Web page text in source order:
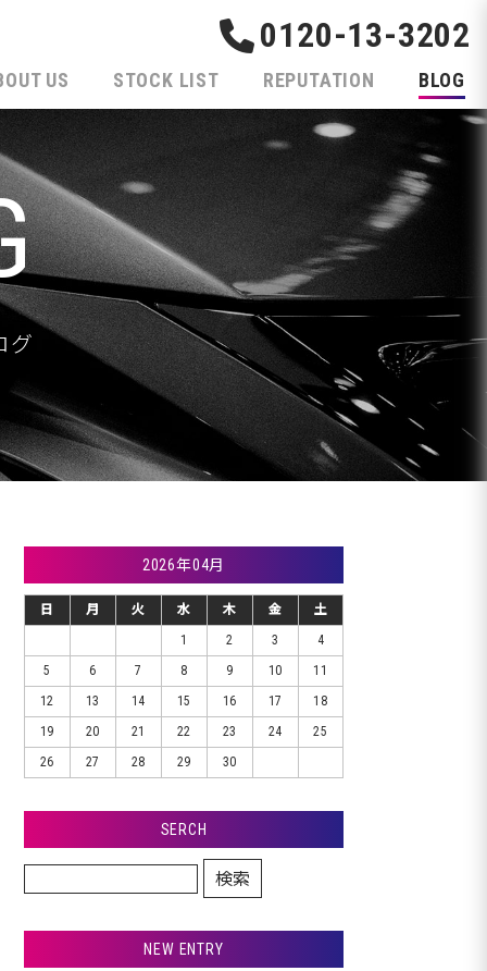
0120-13-3202
US STOCK LIST REPUTATION BLOG
グ
2026年04月
日 月 火 水 木 金
土
1
2 3
4
5
6 7 8 9 10
11
12
13 14 15 16 17
18
19
20 21 22 23 24
25
26
27 28 29 30
SERCH
検索
NEW ENTRY